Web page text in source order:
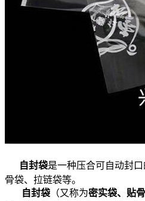
自封袋是一种压合可自动封
骨袋、拉链袋等。
自封袋 （又称为密实袋、贴骨